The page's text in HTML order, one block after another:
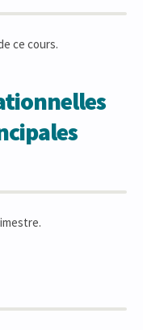
ce cours.